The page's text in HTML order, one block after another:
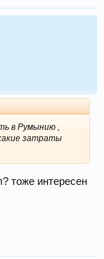
в Румынию ,
затраты
тоже интересен